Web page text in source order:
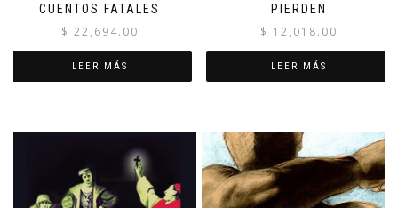
CUENTOS FATALES
$ 22,694.00
LEER MÁS
PIERDEN
$ 12,018.00
LEER MÁS